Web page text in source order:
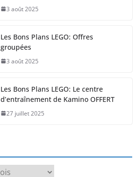
3 août 2025
Les Bons Plans LEGO: Offres
groupées
3 août 2025
Les Bons Plans LEGO: Le centre
d’entraînement de Kamino OFFERT
27 juillet 2025